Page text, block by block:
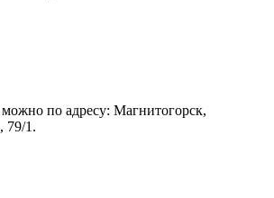
можно по адресу: Магнитогорск,
79/1.